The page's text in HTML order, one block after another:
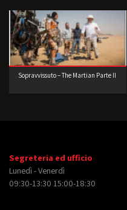
Sopravvissuto – The Martian Parte II
Segreteria ed ufficio
Lunedì - Venerdì
09:30-13:30 15:00-18:30